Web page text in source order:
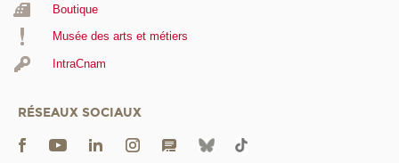
Boutique
Musée des arts et métiers
IntraCnam
RÉSEAUX SOCIAUX